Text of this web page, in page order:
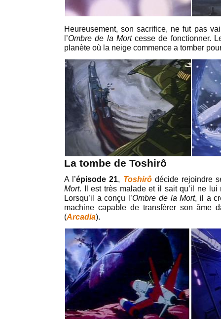
Heureusement, son sacrifice, ne fut pas
l’Ombre de la Mortcesse de fonctionner.
planète où la neige commence a tomber
La tombe de Toshirô
A l’épisode 21, Toshirôdécide rejoindre
Mort. Il est très malade et il sait qu’il ne lui
Lorsqu’il a conçu l’Ombre de la Mort, il a
machine capable de transférer son âme
(Arcadia).